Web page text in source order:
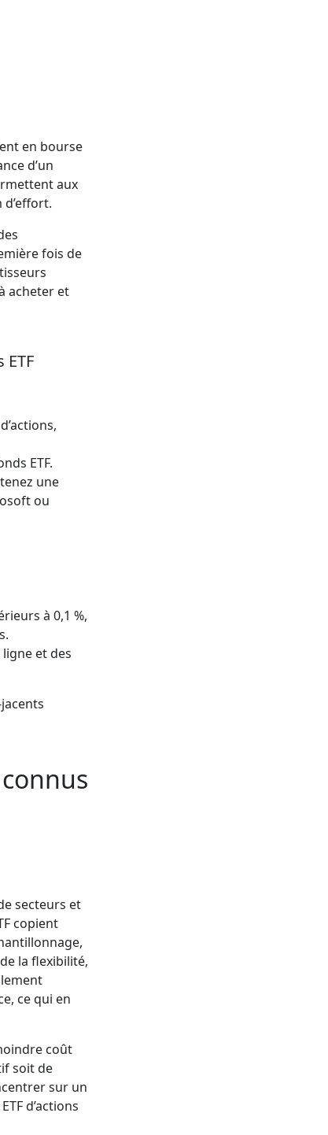
en bourse
d’un
aux
fois de
acheter et
ETF.
une
ou
à 0,1 %,
et des
secteurs et
copient
la flexibilité,
ce qui en
coût
soit de
sur un
d’actions